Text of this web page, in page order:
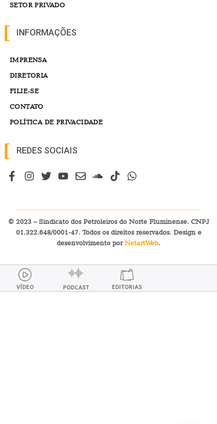
SETOR PRIVADO
INFORMAÇÕES
IMPRENSA
DIRETORIA
FILIE-SE
CONTATO
POLÍTICA DE PRIVACIDADE
REDES SOCIAIS
© 2023 – Sindicato dos Petroleiros do Norte Fluminense. CNPJ
01.322.648/0001-47. Todos os direitos reservados. Design e
desenvolvimento porNetartWeb.
VÍDEO PODCAST EDITORIAS